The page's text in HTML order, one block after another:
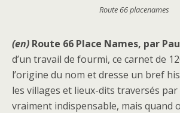
Route 66 placenames
(en) Route 66 Place Names, par
d’un travail de fourmi, ce carnet de
l’origine du nom et dresse un bref
les villages et lieux-dits traversés par
vraiment indispensable, mais quand